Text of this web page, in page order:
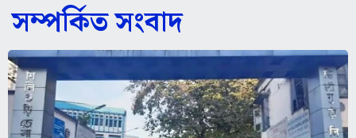
সম্পর্কিত সংবাদ